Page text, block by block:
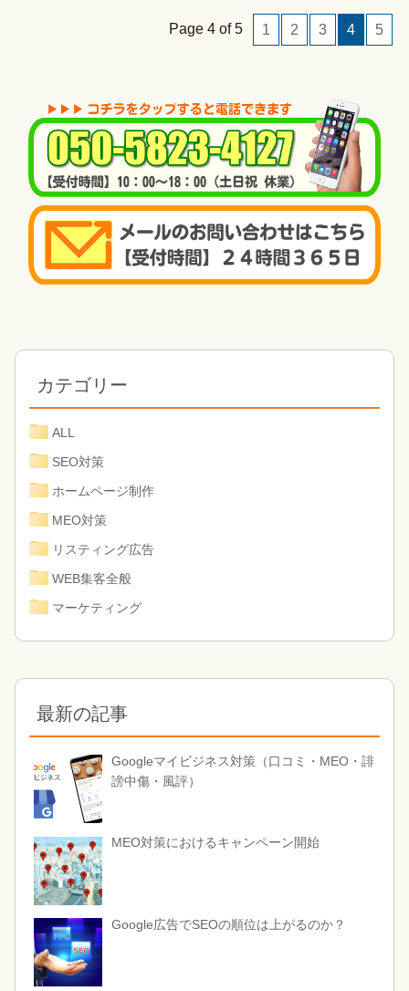
Page 4 of 5 1 2 3 4 5
カテゴリー
ALL
SEO対策
ホームページ制作
MEO対策
リスティング広告
WEB集客全般
マーケティング
最新の記事
Googleマイビジネス対策（口コミ・MEO・誹
謗中傷・風評）
MEO対策におけるキャンペーン開始
Google広告でSEOの順位は上がるのか？